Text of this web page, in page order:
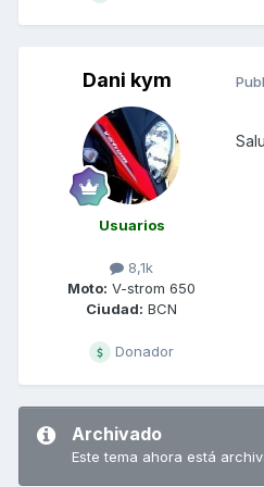
Dani kym
Usuarios
8,1k
Moto: V-strom 650
Ciudad: BCN
Donador
Archivado
Este tema ahora está